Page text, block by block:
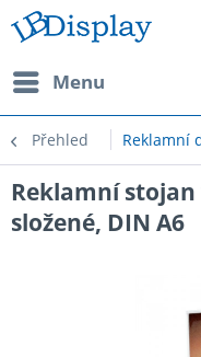
Menu
Přehled Reklamní
Reklamní
složené, DIN A6